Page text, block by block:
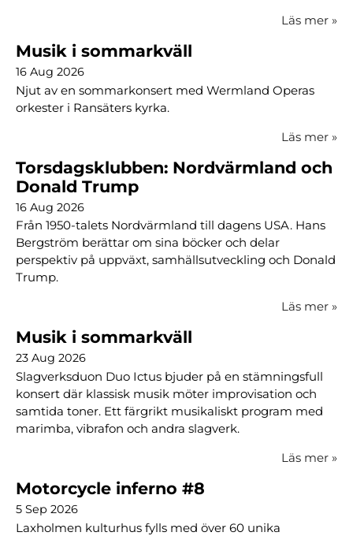
Läs mer »
Musik i sommarkväll
16 Aug 2026
Njut av en sommarkonsert med Wermland Operas
orkester i Ransäters kyrka.
Läs mer »
Torsdagsklubben: Nordvärmland och
Donald Trump
16 Aug 2026
Från 1950-talets Nordvärmland till dagens USA. Hans
Bergström berättar om sina böcker och delar
perspektiv på uppväxt, samhällsutveckling och Donald
Trump.
Läs mer »
Musik i sommarkväll
23 Aug 2026
Slagverksduon Duo Ictus bjuder på en stämningsfull
konsert där klassisk musik möter improvisation och
samtida toner. Ett färgrikt musikaliskt program med
marimba, vibrafon och andra slagverk.
Läs mer »
Motorcycle inferno #8
5 Sep 2026
Laxholmen kulturhus fylls med över 60 unika